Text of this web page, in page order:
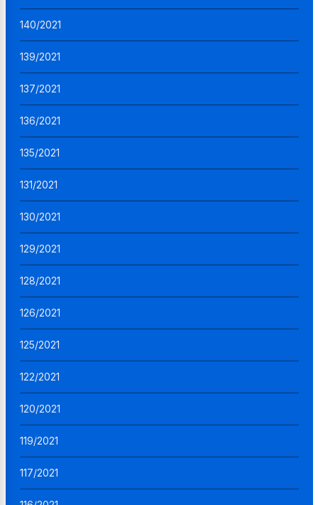
140/2021
139/2021
137/2021
136/2021
135/2021
131/2021
130/2021
129/2021
128/2021
126/2021
125/2021
122/2021
120/2021
119/2021
117/2021